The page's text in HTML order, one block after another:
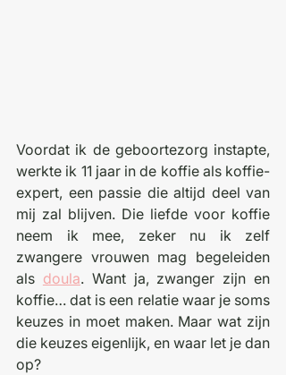
Voordat ik de geboortezorg instapte,
werkte ik 11 jaar in de koffie als koffie-
expert, een passie die altijd deel van
mij zal blijven. Die liefde voor koffie
neem ik mee, zeker nu ik zelf
zwangere vrouwen mag begeleiden
als doula. Want ja, zwanger zijn en
koffie… dat is een relatie waar je soms
keuzes in moet maken. Maar wat zijn
die keuzes eigenlijk, en waar let je dan
op?